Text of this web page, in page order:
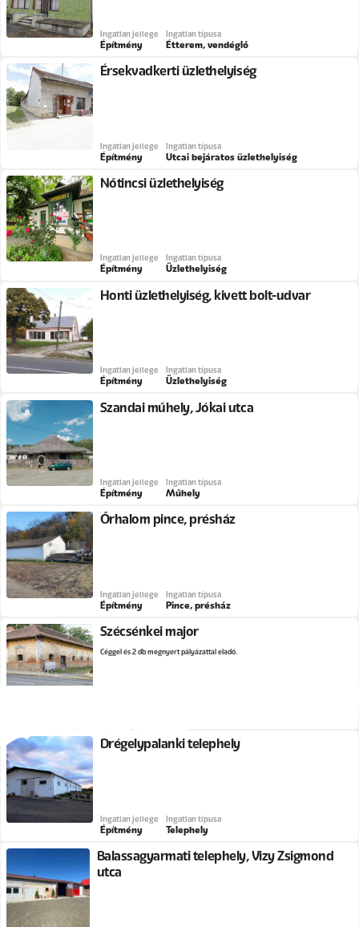
Ingatlan jellege
Építmény
Ingatlan típusa
Étterem, vendéglő
Érsekvadkerti üzlethelyiség
Ingatlan jellege
Építmény
Ingatlan típusa
Utcai bejáratos üzlethelyiség
Nőtincsi üzlethelyiség
Ingatlan jellege
Építmény
Ingatlan típusa
Üzlethelyiség
Honti üzlethelyiség, kivett bolt-udvar
Ingatlan jellege
Építmény
Ingatlan típusa
Üzlethelyiség
Szandai műhely, Jókai utca
Ingatlan jellege
Építmény
Ingatlan típusa
Műhely
Őrhalom pince, présház
Ingatlan jellege
Építmény
Ingatlan típusa
Pince, présház
Szécsénkei major
Céggel és 2 db megnyert pályázattal eladó.
Drégelypalánki telephely
Ingatlan jellege
Építmény
Ingatlan típusa
Telephely
Balassagyarmati telephely, Vizy Zsigmond
utca